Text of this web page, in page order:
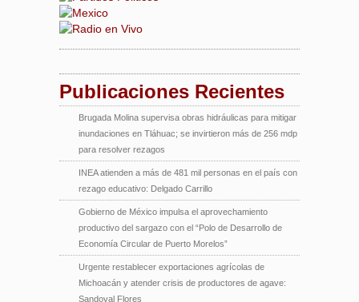
Publicaciones Recientes
Brugada Molina supervisa obras hidráulicas para mitigar
inundaciones en Tláhuac; se invirtieron más de 256 mdp
para resolver rezagos
INEA atienden a más de 481 mil personas en el país con
rezago educativo: Delgado Carrillo
Gobierno de México impulsa el aprovechamiento
productivo del sargazo con el “Polo de Desarrollo de
Economía Circular de Puerto Morelos”
Urgente restablecer exportaciones agrícolas de
Michoacán y atender crisis de productores de agave:
Sandoval Flores